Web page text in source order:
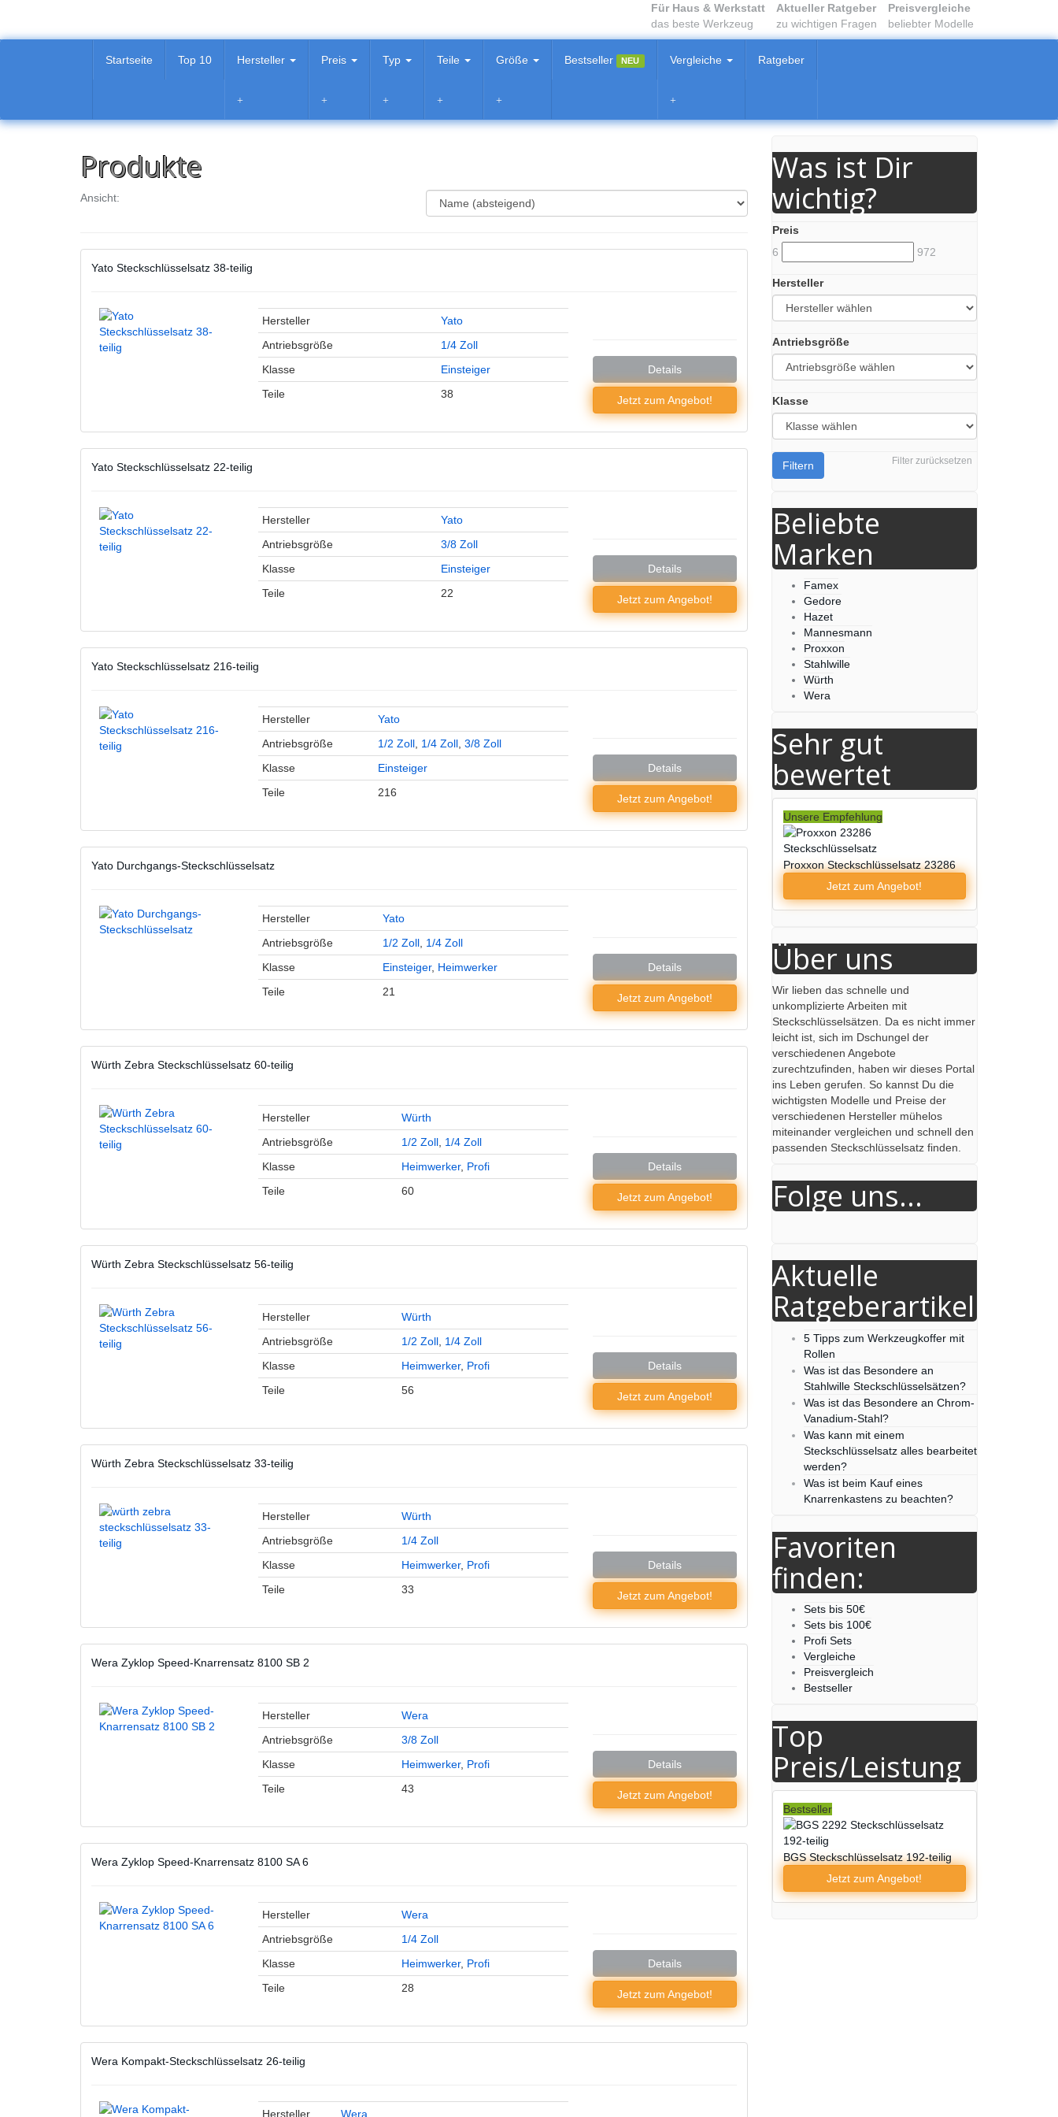
main
Für Haus & Werkstatt
das beste Werkzeug
Aktueller Ratgeber
zu wichtigen Fragen
Preisvergleiche
beliebter Modelle
Startseite Top 10 Hersteller Preis Typ Teile Größe Bestseller NEU Vergleiche Ratgeber
Produkte
Ansicht:
Yato Steckschlüsselsatz 38-teilig
Details
Jetzt zum Angebot!
Hersteller
Yato
Antriebsgröße
1/4 Zoll
Klasse
Einsteiger
Teile
38
Yato Steckschlüsselsatz 22-teilig
Details
Jetzt zum Angebot!
Hersteller
Yato
Antriebsgröße
3/8 Zoll
Klasse
Einsteiger
Teile
22
Yato Steckschlüsselsatz 216-teilig
Details
Jetzt zum Angebot!
Hersteller
Yato
Antriebsgröße
1/2 Zoll 1/4 Zoll ,3/8 Zoll
Klasse
Einsteiger
Teile
216
Yato Durchgangs-Steckschlüsselsatz
Details
Jetzt zum Angebot!
Hersteller
Yato
Antriebsgröße
1/2 Zoll 1/4 Zoll
Klasse
Einsteiger, Heimwerker
Teile
21
Würth Zebra Steckschlüsselsatz 60-teilig
Details
Jetzt zum Angebot!
Hersteller
Würth
Antriebsgröße
1/2 Zoll 1/4 Zoll
Klasse
Heimwerker, Profi
Teile
60
Würth Zebra Steckschlüsselsatz 56-teilig
Details
Jetzt zum Angebot!
Hersteller
Würth
Antriebsgröße
1/2 Zoll 1/4 Zoll
Klasse
Heimwerker, Profi
Teile
56
Würth Zebra Steckschlüsselsatz 33-teilig
Details
Jetzt zum Angebot!
Hersteller
Würth
Antriebsgröße
1/4 Zoll
Klasse
Heimwerker, Profi
Teile
33
Wera Zyklop Speed-Knarrensatz 8100 SB 2
Details
Jetzt zum Angebot!
Hersteller
Wera
Antriebsgröße
3/8 Zoll
Klasse
Heimwerker, Profi
Teile
43
Wera Zyklop Speed-Knarrensatz 8100 SA 6
Details
Jetzt zum Angebot!
Hersteller
Wera
Antriebsgröße
1/4 Zoll
Klasse
Heimwerker, Profi
Teile
28
Wera Kompakt-Steckschlüsselsatz 26-teilig
Hersteller Wera
Was ist Dir
wichtig?
Preis
6
972
Hersteller
Antriebsgröße
Klasse
Filter zurücksetzen
Filtern
Beliebte
Marken
Famex
Gedore
Hazet
Mannesmann
Proxxon
Stahlwille
Würth
Wera
Sehr gut
bewertet
Unsere Empfehlung
Proxxon Steckschlüsselsatz 23286
Jetzt zumAngebot!
Über uns
Wir lieben das schnelle und
unkomplizierte Arbeiten mit
Steckschlüsselsätzen. Da es nicht immer
leicht ist, sich im Dschungel der
verschiedenen Angebote
zurechtzufinden, haben wir dieses Portal
ins Leben gerufen. So kannst Du die
wichtigsten Modelle und Preise der
verschiedenen Hersteller mühelos
miteinander vergleichen und schnell den
passenden Steckschlüsselsatz finden.
Folge uns...
Aktuelle
Ratgeberartikel
5 Tipps zum Werkzeugkoffer mit
Rollen
Was ist das Besondere an
Stahlwille Steckschlüsselsätzen?
Was ist das Besondere an Chrom-
Vanadium-Stahl?
Was kann mit einem
Steckschlüsselsatz alles bearbeitet
werden?
Was ist beim Kauf eines
Knarrenkastens zu beachten?
Favoriten
finden:
Sets bis 50€
Sets bis 100€
Profi Sets
Vergleiche
Preisvergleich
Bestseller
Top
Preis/Leistung
Bestseller
BGS Steckschlüsselsatz 192-teilig
Jetzt zumAngebot!